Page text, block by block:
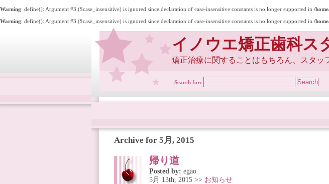
Warning: define(): Argument #3 ($case_insensitive) is ignored since declaration of case-insensitive constants is no longer supported in /
Warning: define(): Argument #3 ($case_insensitive) is ignored since declaration of case-insensitive constants is no longer supported in /
イノウエ矯正歯科ス
矯正治療に関することはもちろん、スタッ
Search for:
Archive for 5月, 2015
帰り道
Posted by: egao
5月 13th, 2015 >> お知らせ